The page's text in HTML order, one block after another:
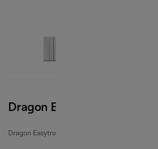
Dragon EasyTronic
Dragon Easytronic